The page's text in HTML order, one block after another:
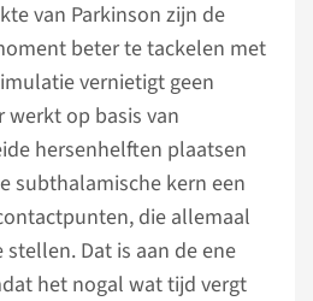
van Parkinson zijn de
beter te tackelen met
vernietigt geen
werkt op basis van
hersenhelften plaatsen
subthalamische kern een
die allemaal
Dat is aan de ene
het nogal wat tijd vergt